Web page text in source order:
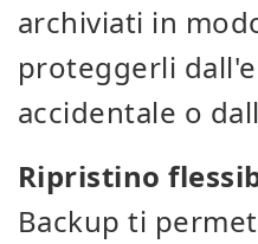
archiviati in
proteggerli
accidentale o
Ripristino
Backup ti